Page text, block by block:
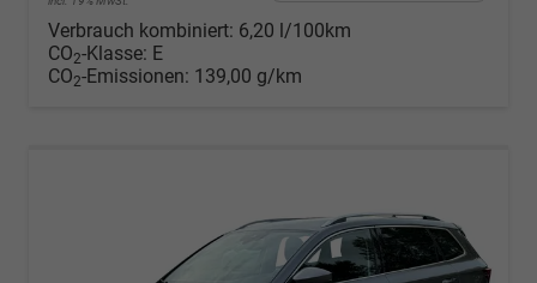
Verbrauch kombiniert: 6,20 l/100km
CO2-Klasse: E
CO2-Emissionen: 139,00 g/km